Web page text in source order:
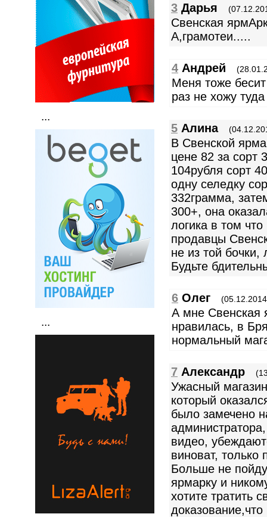
...
...
3 Дарья
Свенская
А,грамотеи.....
4 Андрей
Меня тоже
раз не хожу туда
5 Алина
В Свенской
цене 82 за сорт
104рубля сорт
одну селедку
332грамма,
300+, она
логика в том
продавцы
не из той бочки,
Будьте
6 Олег
А мне Свенская
нравилась, в
нормальный
7 Александр
Ужасный
который
было замечено
видео,
виноват, только
Больше не
ярмарку и
хотите тратить